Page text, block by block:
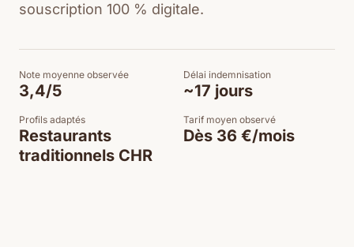
souscription 100 % digitale.
Note moyenne observée
3,4/5
Délai indemnisation
~17 jours
Profils adaptés
Restaurants
traditionnels CHR
Tarif moyen observé
Dès 36 €/mois